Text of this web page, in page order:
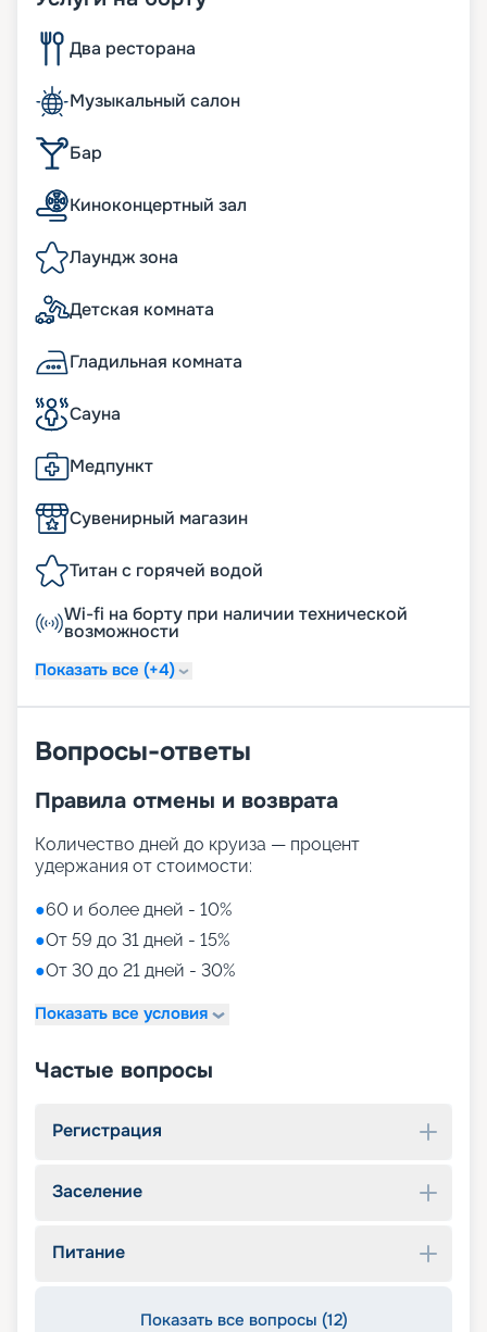
Два ресторана
Музыкальный салон
Бар
Киноконцертный зал
Лаундж зона
Детская комната
Гладильная комната
Сауна
Медпункт
Сувенирный магазин
Титан с горячей водой
Wi-fi на борту при наличии технической
возможности
Показать все (+4)
Вопросы-ответы
Правила отмены и возврата
Количество дней до круиза — процент
удержания от стоимости:
●60 и более дней - 10%
●От 59 до 31 дней - 15%
●От 30 до 21 дней - 30%
Показать все условия
Частые вопросы
Регистрация
Заселение
Питание
Показать все вопросы (12)